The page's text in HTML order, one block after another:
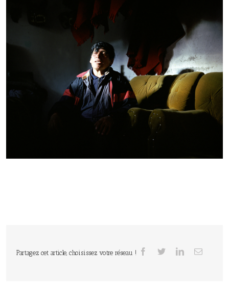
Partagez cet article, choisissez votre réseau !